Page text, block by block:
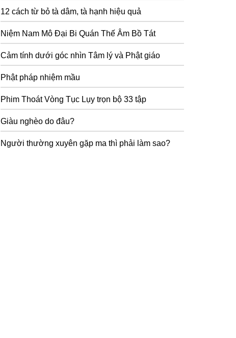
12 cách từ bỏ tà dâm, tà hạnh hiệu quả
Niệm Nam Mô Đại Bi Quán Thế Âm Bồ Tát
Cảm tính dưới góc nhìn Tâm lý và Phật giáo
Phật pháp nhiệm mầu
Phim Thoát Vòng Tục Lụy trọn bộ 33 tập
Giàu nghèo do đâu?
Người thường xuyên gặp ma thì phải làm sao?